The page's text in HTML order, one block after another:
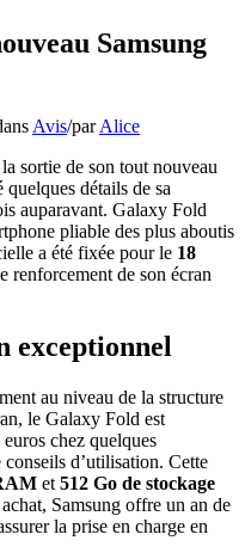
Samsung
Avis/parAlice
sortie de son tout nouveau
détails de sa
auparavant. Galaxy Fold
pliable des plus aboutis
a été fixée pour le 18
renforcement de son écran
exceptionnel
au niveau de la structure
le Galaxy Fold est
chez quelques
d’utilisation. Cette
et 512 Go de stockage
Samsung offre un an de
la prise en charge en